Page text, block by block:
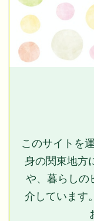
このサイトを
身の関東地方
や、暮らしの
介しています